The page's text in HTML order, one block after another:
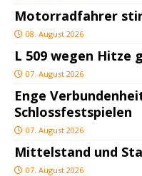
Motorradfahrer
08. August 2026
L 509 wegen Hitze
07. August 2026
Enge
Schlossfestspielen
07. August 2026
Mittelstand und
07. August 2026